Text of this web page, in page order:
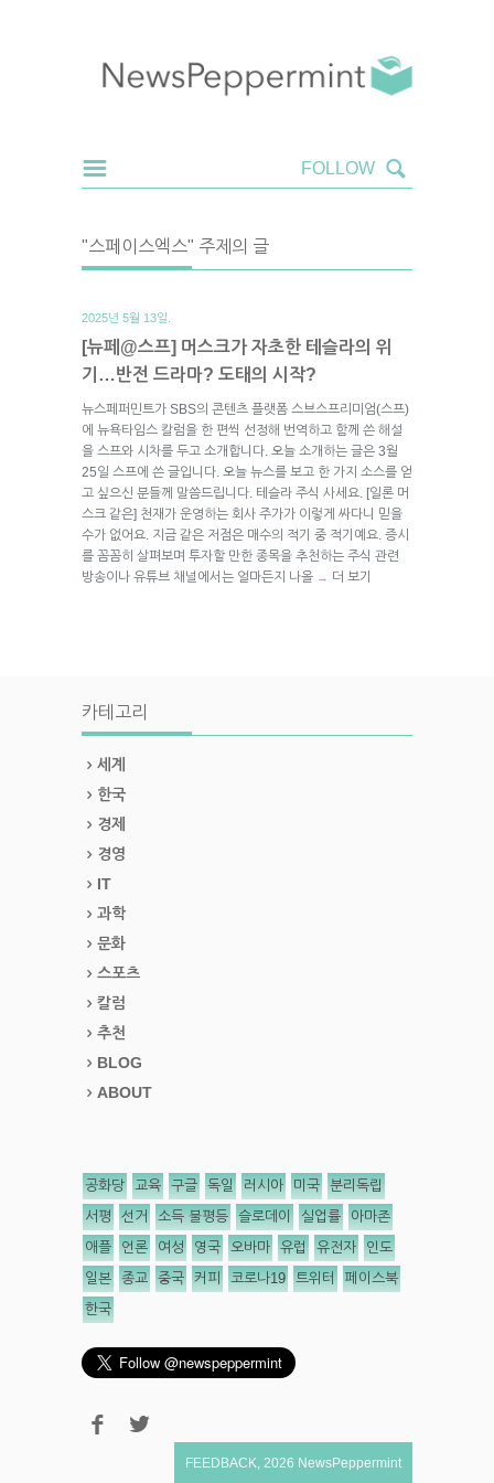
"스페이스엑스" 주제의 글
2025년 5월 13일.
[뉴페@스프] 머스크가 자초한 테슬라의 위
기…반전 드라마? 도태의 시작?
뉴스페퍼민트가 SBS의 콘텐츠 플랫폼 스브스프리미엄(스프)
에 뉴욕타임스 칼럼을 한 편씩 선정해 번역하고 함께 쓴 해설
을 스프와 시차를 두고 소개합니다. 오늘 소개하는 글은 3월
25일 스프에 쓴 글입니다. 오늘 뉴스를 보고 한 가지 소스를 얻
고 싶으신 분들께 말씀드립니다. 테슬라 주식 사세요. [일론 머
스크 같은] 천재가 운영하는 회사 주가가 이렇게 싸다니 믿을
수가 없어요. 지금 같은 저점은 매수의 적기 중 적기예요. 증시
를 꼼꼼히 살펴보며 투자할 만한 종목을 추천하는 주식 관련
방송이나 유튜브 채널에서는 얼마든지 나올 → 더 보기
카테고리
세계
한국
경제
경영
IT
과학
문화
스포츠
칼럼
추천
BLOG
ABOUT
공화당 교육 구글 독일 러시아 미국 분리독립
서평 선거 소득 불평등 슬로데이 실업률 아마존
애플 언론 여성 영국 오바마 유럽 유전자 인도
일본 종교 중국 커피 코로나19 트위터 페이스북
한국
FEEDBACK 2026 NewsPeppermint